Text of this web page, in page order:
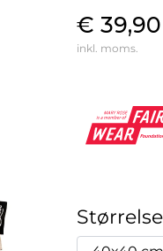
€ 39,90
inkl. moms.
Størrelse